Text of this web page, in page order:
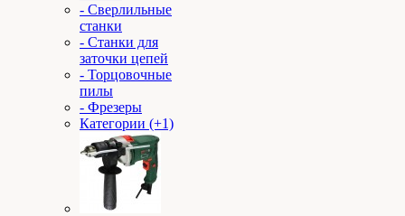
- Сверлильные
станки
- Станки для
заточки цепей
- Торцовочные
пилы
- Фрезеры
Категории (+1)